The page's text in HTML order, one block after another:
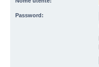
Password: